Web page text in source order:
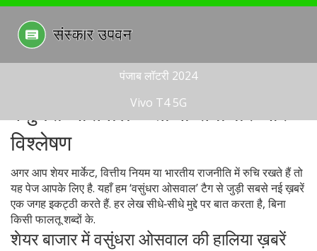
पंजाब लॉटरी 2024
Vivo T4 5G
वसुंधरा ओसवाल – ताजा समाचार और
विश्लेषण
अगर आप शेयर मार्केट, वित्तीय नियम या भारतीय राजनीति में रुचि रखते हैं तो
यह पेज आपके लिए है. यहाँ हम ‘वसुंधरा ओसवाल’ टैग से जुड़ी सबसे नई ख़बरें
एक जगह इकट्ठी करते हैं. हर लेख सीधे‑सीधे मुद्दे पर बात करता है, बिना
किसी फालतू शब्दों के.
शेयर बाजार में वसुंधरा ओसवाल की हालिया ख़बरें